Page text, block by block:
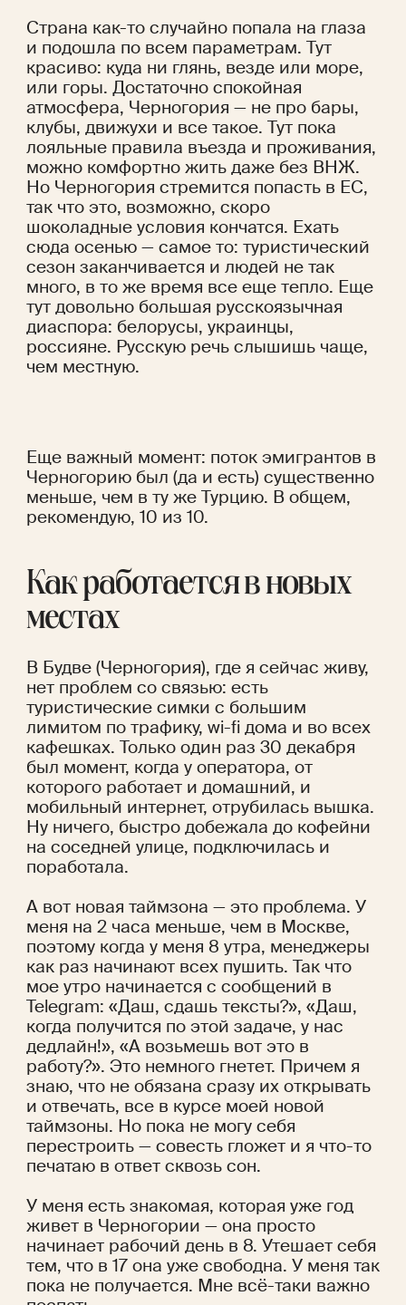
Страна как-то случайно попала на глаза
и подошла по всем параметрам. Тут
красиво: куда ни глянь, везде или море,
или горы. Достаточно спокойная
атмосфера, Черногория — не про бары,
клубы, движухи и все такое. Тут пока
лояльные правила въезда и проживания,
можно комфортно жить даже без ВНЖ.
Но Черногория стремится попасть в ЕС,
так что это, возможно, скоро
шоколадные условия кончатся. Ехать
сюда осенью — самое то: туристический
сезон заканчивается и людей не так
много, в то же время все еще тепло. Еще
тут довольно большая русскоязычная
диаспора: белорусы, украинцы,
россияне. Русскую речь слышишь чаще,
чем местную.
Еще важный момент: поток эмигрантов в
Черногорию был (да и есть) существенно
меньше, чем в ту же Турцию. В общем,
рекомендую, 10 из 10.
Как работается в новых
местах
В Будве (Черногория), где я сейчас живу,
нет проблем со связью: есть
туристические симки с большим
лимитом по трафику, wi-fi дома и во всех
кафешках. Только один раз 30 декабря
был момент, когда у оператора, от
которого работает и домашний, и
мобильный интернет, отрубилась вышка.
Ну ничего, быстро добежала до кофейни
на соседней улице, подключилась и
поработала.
А вот новая таймзона — это проблема. У
меня на 2 часа меньше, чем в Москве,
поэтому когда у меня 8 утра, менеджеры
как раз начинают всех пушить. Так что
мое утро начинается с сообщений в
Telegram: «Даш, сдашь тексты?», «Даш,
когда получится по этой задаче, у нас
дедлайн!», «А возьмешь вот это в
работу?». Это немного гнетет. Причем я
знаю, что не обязана сразу их открывать
и отвечать, все в курсе моей новой
таймзоны. Но пока не могу себя
перестроить — совесть гложет и я что-то
печатаю в ответ сквозь сон.
У меня есть знакомая, которая уже год
живет в Черногории — она просто
начинает рабочий день в 8. Утешает себя
тем, что в 17 она уже свободна. У меня так
пока не получается. Мне всё-таки важно